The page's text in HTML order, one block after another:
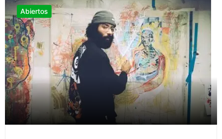
Abiertos